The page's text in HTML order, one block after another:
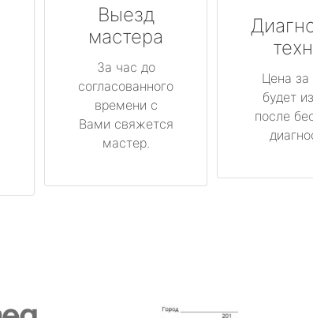
Выезд
мастера
За час до
согласованного
времени с
Вами свяжется
мастер.
Цена за
будет
после